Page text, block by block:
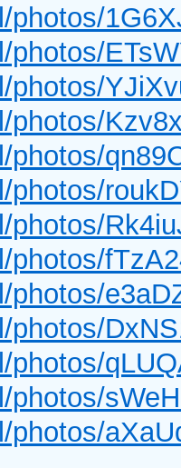
photos/
photos/
photos/
photos/
photos/
photos/
photos/
photos/
photos/
photos/
photos/
photos/
photos/